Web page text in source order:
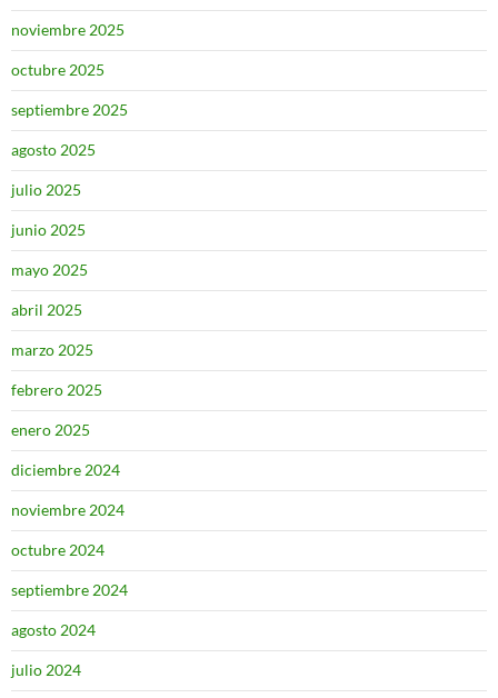
noviembre 2025
octubre 2025
septiembre 2025
agosto 2025
julio 2025
junio 2025
mayo 2025
abril 2025
marzo 2025
febrero 2025
enero 2025
diciembre 2024
noviembre 2024
octubre 2024
septiembre 2024
agosto 2024
julio 2024